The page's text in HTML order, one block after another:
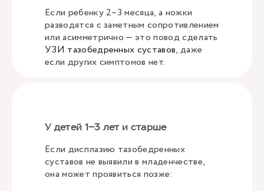
Если ребенку 2–3 месяца, а ножки
разводятся с заметным сопротивлением
или асимметрично — это повод сделать
УЗИ тазобедренных суставов, даже
если других симптомов нет.
У детей 1–3 лет и старше
Если дисплазию тазобедренных
суставов не выявили в младенчестве,
она может проявиться позже: